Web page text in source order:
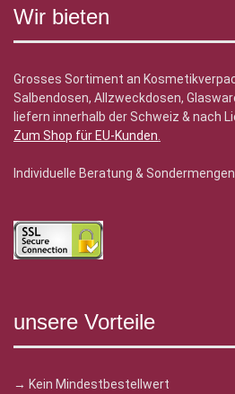
Wir bieten
Grosses Sortiment an
Salbendosen, Allzweckdosen,
liefern innerhalb der Schweiz & nach
Zum Shop für EU-Kunden.
Individuelle Beratung & Sondermengen
unsere Vorteile
→ Kein Mindestbestellwert